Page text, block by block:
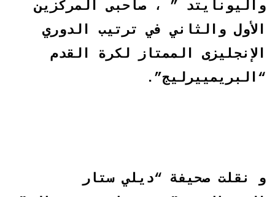
واليونايتد ” ، صاحبى المركزين
الأول والثاني في ترتيب الدوري
الإنجليزى الممتاز لكرة القدم
“البريمييرليج”.
و نقلت صحيفة “ديلي ستار